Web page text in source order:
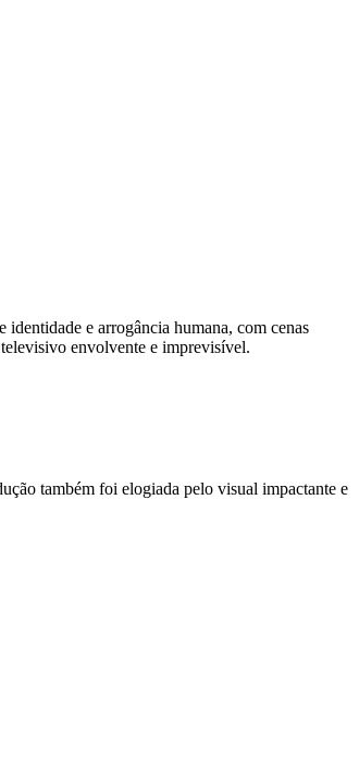
e arrogância humana, com cenas
envolvente e imprevisível.
também foi elogiada pelo visual impactante e